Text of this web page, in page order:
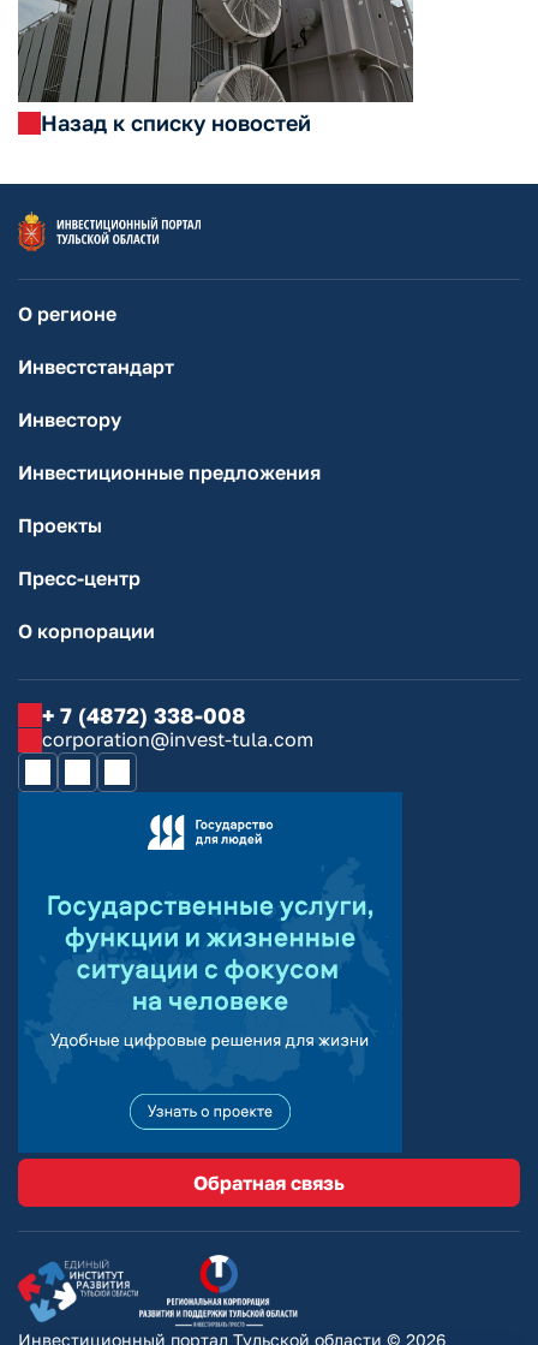
Назад к списку новостей
О регионе
Инвестстандарт
Инвестору
Инвестиционные предложения
Проекты
Пресс-центр
О корпорации
+ 7 (4872) 338-008
corporation@invest-tula.com
Обратная связь
Инвестиционный портал Тульской области © 2026